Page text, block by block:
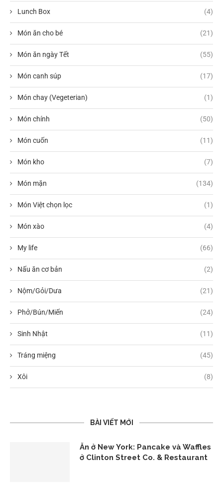
Lunch Box (4)
Món ăn cho bé (21)
Món ăn ngày Tết (55)
Món canh súp (17)
Món chay (Vegeterian) (1)
Món chính (50)
Món cuốn (11)
Món kho (7)
Món mặn (134)
Món Việt chọn lọc (1)
Món xào (4)
My life (66)
Nấu ăn cơ bản (2)
Nộm/Gỏi/Dưa (21)
Phở/Bún/Miến (24)
Sinh Nhật (11)
Tráng miệng (45)
Xôi (8)
BÀI VIẾT MỚI
Ăn ở New York: Pancake và Waffles
ở Clinton Street Co. & Restaurant